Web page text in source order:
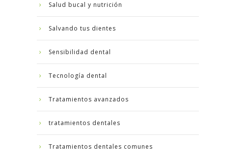
Salud bucal y nutrición
Salvando tus dientes
Sensibilidad dental
Tecnología dental
Tratamientos avanzados
tratamientos dentales
Tratamientos dentales comunes